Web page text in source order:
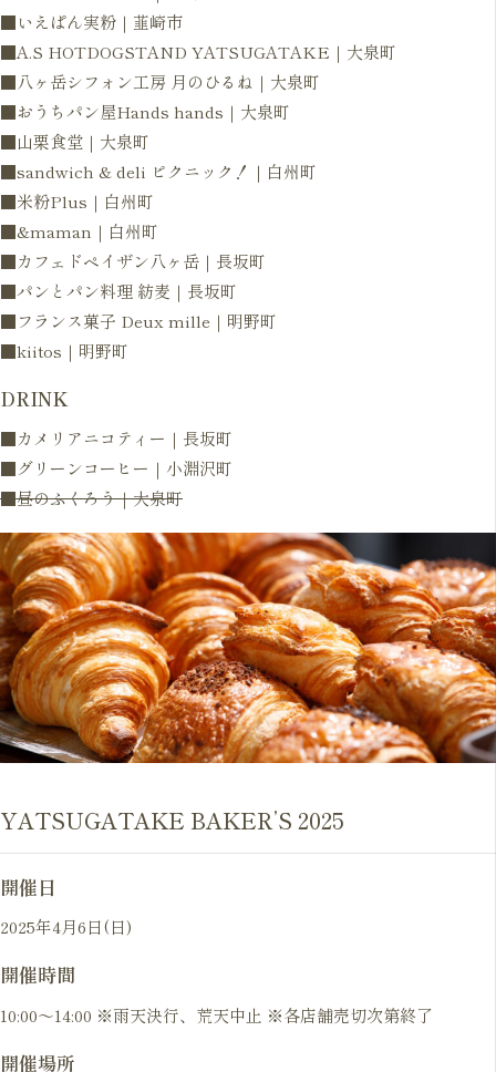
■いえぱん実粉｜韮崎市
■A.S HOTDOGSTAND YATSUGATAKE｜大泉町
■八ヶ岳シフォン工房 月のひるね｜大泉町
■おうちパン屋Hands hands｜大泉町
■山栗食堂｜大泉町
■sandwich & deli ピクニック！｜白州町
■米粉Plus｜白州町
■&maman｜白州町
■カフェドペイザン八ヶ岳｜長坂町
■パンとパン料理 紡麦｜長坂町
■フランス菓子 Deux mille｜明野町
■kiitos｜明野町
DRINK
■カメリアニコティー｜長坂町
■グリーンコーヒー｜小淵沢町
■昼のふくろう｜大泉町
YATSUGATAKE BAKER’S 2025
開催日
2025年4月6日(日)
開催時間
10:00〜14:00 ※雨天決行、荒天中止 ※各店舗売切次第終了
開催場所